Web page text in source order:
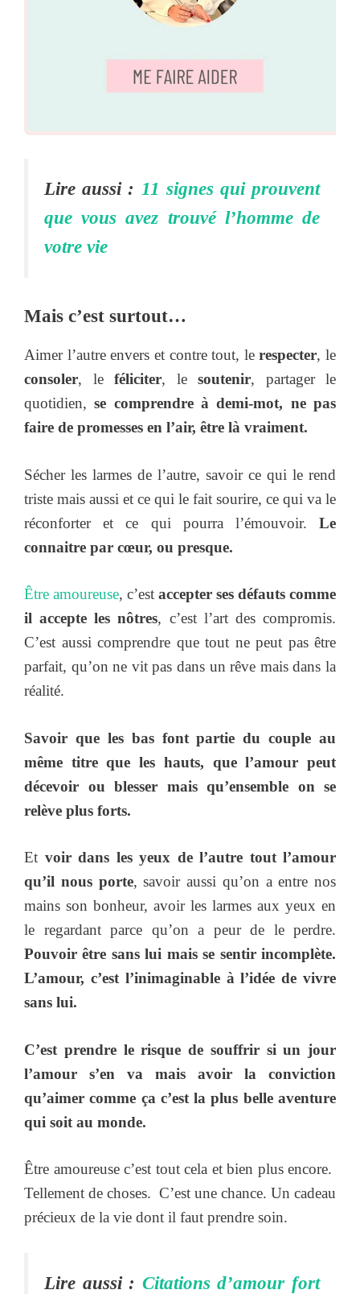
Lire aussi : 11 signes qui prouvent
que vous avez trouvé l’homme de
votre vie
Mais c’est surtout…
Aimer l’autre envers et contre tout, lerespecter, le
consoler, le féliciter, le soutenir, partager le
quotidien,se comprendre à demi-mot, ne pas
faire de promesses en l’air, être là vraiment.
Sécher les larmes de l’autre, savoir ce qui le rend
triste mais aussi et ce qui le fait sourire, ce qui va le
réconforter et ce qui pourra l’émouvoir. Le
connaitre par cœur, ou presque.
Être amoureuse, c’est accepter ses défauts comme
il accepte les nôtres, c’est l’art des compromis.
C’est aussi comprendre que tout ne peut pas être
parfait, qu’on ne vit pas dans un rêve mais dans la
réalité.
Savoir que les bas font partie du couple au
même titre que les hauts, que l’amour peut
décevoir ou blesser mais qu’ensemble on se
relève plus forts.
Et voir dans les yeux de l’autre tout l’amour
qu’il nous porte, savoir aussi qu’on a entre nos
mains son bonheur, avoir les larmes aux yeux en
le regardant parce qu’on a peur de le perdre.
Pouvoir être sans lui mais se sentir incomplète.
L’amour, c’est l’inimaginable à l’idée de vivre
sans lui.
C’est prendre le risque de souffrir si un jour
l’amour s’en va mais avoir la conviction
qu’aimer comme ça c’est la plus belle aventure
qui soit au monde.
Être amoureuse c’est tout cela et bien plus encore.
Tellement de choses. C’est une chance. Un cadeau
précieux de la vie dont il faut prendre soin.
Lire aussi : Citations d’amour fort